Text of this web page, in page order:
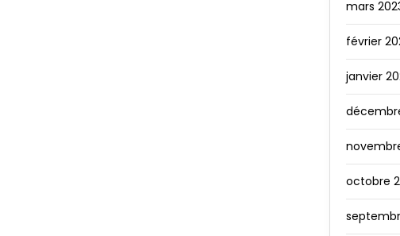
mars
février
janvier
octobre